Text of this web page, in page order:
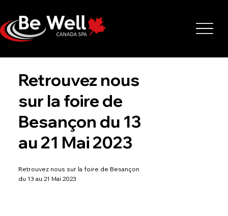
Retrouvez nous
sur la foire de
Besançon du 13
au 21 Mai 2023
Retrouvez nous sur la foire de Besançon
du 13 au 21 Mai 2023